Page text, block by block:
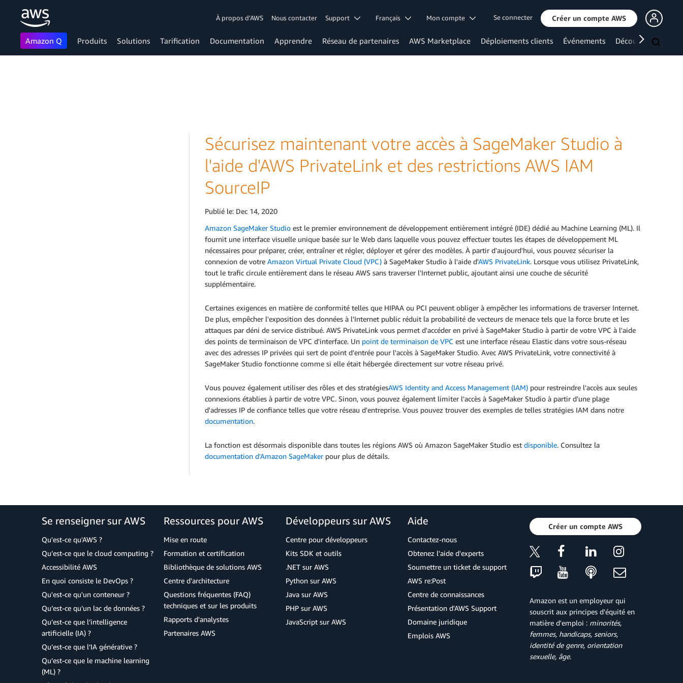
À propos d'AWS Nous contacter Support Français Mon compte Se connecter Créer un compte AWS
Amazon Q Produits Solutions Tarification Documentation Apprendre Réseau de partenaires AWS Marketplace Déploiements clients Événements Découvrir
Sécurisez maintenant votre accès à SageMaker Studio à
l'aide d'AWS PrivateLink et des restrictions AWS IAM
SourceIP
Publié le: Dec 14, 2020
Amazon SageMaker Studio est le premier environnement de développement entièrement intégré (IDE) dédié au Machine Learning (ML). Il
fournit une interface visuelle unique basée sur le Web dans laquelle vous pouvez effectuer toutes les étapes de développement ML
nécessaires pour préparer, créer, entraîner et régler, déployer et gérer des modèles. À partir d'aujourd'hui, vous pouvez sécuriser la
connexion de votre Amazon Virtual Private Cloud (VPC) à SageMaker Studio à l'aide d'AWS PrivateLink. Lorsque vous utilisez PrivateLink,
tout le trafic circule entièrement dans le réseau AWS sans traverser l'Internet public, ajoutant ainsi une couche de sécurité
supplémentaire.
Certaines exigences en matière de conformité telles que HIPAA ou PCI peuvent obliger à empêcher les informations de traverser Internet.
De plus, empêcher l'exposition des données à l'Internet public réduit la probabilité de vecteurs de menace tels que la force brute et les
attaques par déni de service distribué. AWS PrivateLink vous permet d'accéder en privé à SageMaker Studio à partir de votre VPC à l'aide
des points de terminaison de VPC d'interface. Un point de terminaison de VPC est une interface réseau Elastic dans votre sous-réseau
avec des adresses IP privées qui sert de point d'entrée pour l'accès à SageMaker Studio. Avec AWS PrivateLink, votre connectivité à
SageMaker Studio fonctionne comme si elle était hébergée directement sur votre réseau privé.
Vous pouvez également utiliser des rôles et des stratégiesAWS Identity and Access Management (IAM) pour restreindre l'accès aux seules
connexions établies à partir de votre VPC. Sinon, vous pouvez également limiter l'accès à SageMaker Studio à partir d'une plage
d'adresses IP de confiance telles que votre réseau d'entreprise. Vous pouvez trouver des exemples de telles stratégies IAM dans notre
documentation.
La fonction est désormais disponible dans toutes les régions AWS où Amazon SageMaker Studio est disponible. Consultez la
documentation d'Amazon SageMakerpour plus de détails.
Se renseigner sur AWS
Qu'est-ce qu'AWS ?
Qu’est-ce que le cloud computing ?
Accessibilité AWS
En quoi consiste le DevOps ?
Qu'est-ce qu'un conteneur ?
Qu’est-ce qu’un lac de données ?
Qu’est-ce que l’intelligence
artificielle (IA) ?
Qu’est-ce que l’IA générative ?
Qu’est-ce que le machine learning
(ML) ?
Ressources pour AWS
Mise en route
Formation et certification
Bibliothèque de solutions AWS
Centre d'architecture
Questions fréquentes (FAQ)
techniques et sur les produits
Rapports d'analystes
Partenaires AWS
Développeurs sur AWS
Centre pour développeurs
Kits SDK et outils
.NET sur AWS
Python sur AWS
Java sur AWS
PHP sur AWS
JavaScript sur AWS
Aide
Contactez-nous
Obtenez l'aide d'experts
Soumettre un ticket de support
AWS re:Post
Centre de connaissances
Présentation d'AWS Support
Domaine juridique
Emplois AWS
Créer un compte AWS
Amazon est un employeur qui
souscrit aux principes d'équité en
matière d'emploi : minorités,
femmes, handicaps, seniors,
identité de genre, orientation
sexuelle, âge.